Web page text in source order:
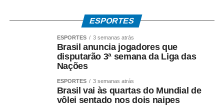
ESPORTES
ESPORTES 3 semanas atrás
Brasil anuncia jogadores que
disputarão 3ª semana da Liga das
Nações
ESPORTES 3 semanas atrás
Brasil vai às quartas do Mundial de
vôlei sentado nos dois naipes